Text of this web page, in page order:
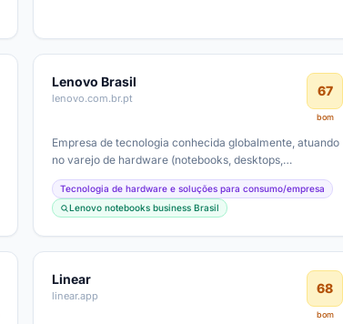
Lenovo Brasil
lenovo.com.br.pt 67
bom
Empresa de tecnologia conhecida globalmente, atuando
no varejo de hardware (notebooks, desktops,
monitores), com linhas corporativas…
Tecnologia de hardware e soluções para consumo/empresa
Lenovo notebooks business Brasil
Linear
linear.app 68
bom